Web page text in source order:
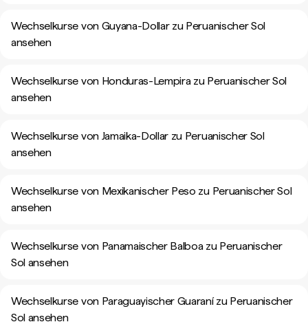
Wechselkurse von Guyana-Dollar zu Peruanischer Sol
ansehen
Wechselkurse von Honduras-Lempira zu Peruanischer Sol
ansehen
Wechselkurse von Jamaika-Dollar zu Peruanischer Sol
ansehen
Wechselkurse von Mexikanischer Peso zu Peruanischer Sol
ansehen
Wechselkurse von Panamaischer Balboa zu Peruanischer
Sol ansehen
Wechselkurse von Paraguayischer Guaraní zu Peruanischer
Sol ansehen